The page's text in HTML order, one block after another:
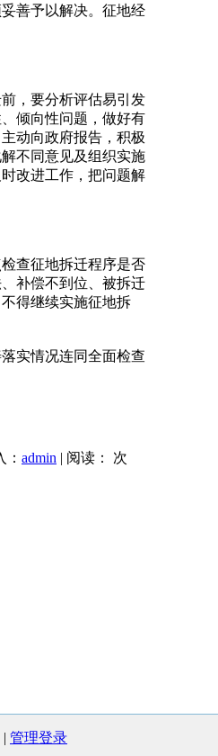
善予以解决。征地经
，要分析评估易引发
倾向性问题，做好有
动向政府报告，积极
不同意见及组织实施
改进工作，把问题解
查征地拆迁程序是否
补偿不到位、被拆迁
得继续实施征地拆
实情况连同全面检查
： admin | 阅读：
次
| 管理登录